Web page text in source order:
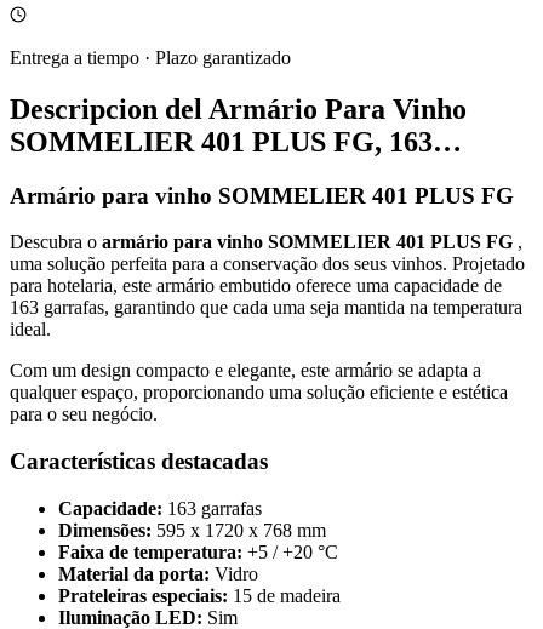
Entrega a tiempo · Plazo garantizado
Descripcion del Armário Para Vinho
SOMMELIER 401 PLUS FG, 163…
Armário para vinho SOMMELIER 401 PLUS FG
Descubra o armário para vinho SOMMELIER 401 PLUS FG ,
uma solução perfeita para a conservação dos seus vinhos. Projetado
para hotelaria, este armário embutido oferece uma capacidade de
163 garrafas, garantindo que cada uma seja mantida na temperatura
ideal.
Com um design compacto e elegante, este armário se adapta a
qualquer espaço, proporcionando uma solução eficiente e estética
para o seu negócio.
Características destacadas
Capacidade: 163 garrafas
Dimensões: 595 x 1720 x 768 mm
Faixa de temperatura: +5 / +20 °C
Material da porta: Vidro
Prateleiras especiais: 15 de madeira
Iluminação LED: Sim